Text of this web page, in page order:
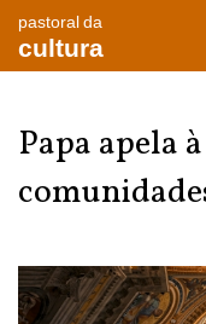
pastoral da
cultura
Papa apela